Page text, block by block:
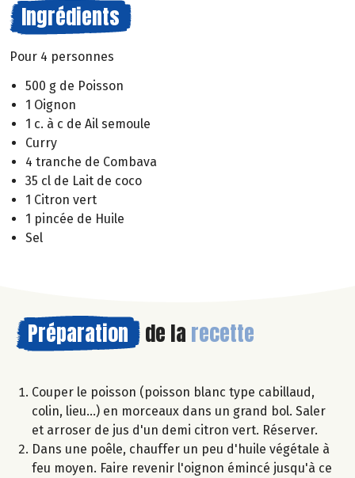
Ingrédients
Pour 4 personnes
500 g de Poisson
1 Oignon
1 c. à c de Ail semoule
Curry
4 tranche de Combava
35 cl de Lait de coco
1 Citron vert
1 pincée de Huile
Sel
Préparation de la recette
Couper le poisson (poisson blanc type cabillaud,
colin, lieu...) en morceaux dans un grand bol. Saler
et arroser de jus d'un demi citron vert. Réserver.
Dans une poêle, chauffer un peu d'huile végétale à
feu moyen. Faire revenir l'oignon émincé jusqu'à ce